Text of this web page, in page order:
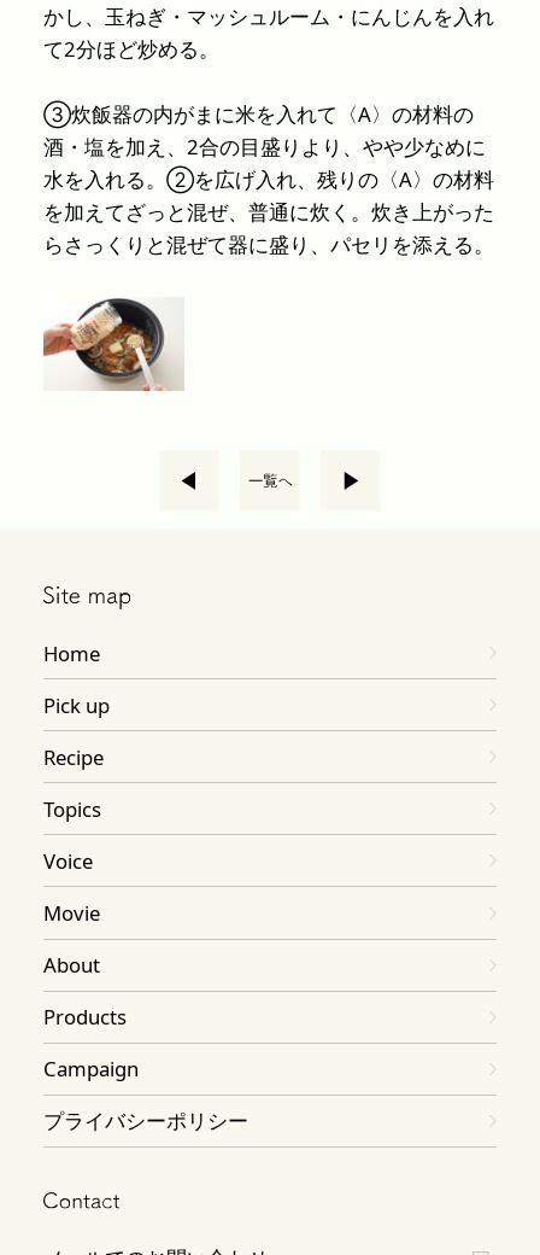
かし、玉ねぎ・マッシュルーム・にんじんを入れ
て2分ほど炒める。
③炊飯器の内がまに米を入れて〈A〉の材料の
酒・塩を加え、2合の目盛りより、やや少なめに
水を入れる。②を広げ入れ、残りの〈A〉の材料
を加えてざっと混ぜ、普通に炊く。炊き上がった
らさっくりと混ぜて器に盛り、パセリを添える。
Home
Pick up
Recipe
Topics
Voice
Movie
About
Products
Campaign
プライバシーポリシー